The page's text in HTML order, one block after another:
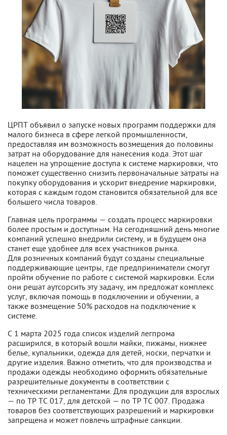
ЦРПТ объявил о запуске новых программ поддержки для
малого бизнеса в сфере легкой промышленности,
предоставляя им возможность возмещения до половины
затрат на оборудование для нанесения кода. Этот шаг
нацелен на упрощение доступа к системе маркировки, что
поможет существенно снизить первоначальные затраты на
покупку оборудования и ускорит внедрение маркировки,
которая с каждым годом становится обязательной для все
большего числа товаров.
Главная цель программы — создать процесс маркировки
более простым и доступным. На сегодняшний день многие
компаний успешно внедрили систему, и в будущем она
станет еще удобнее для всех участников рынка.
Для розничных компаний будут созданы специальные
поддерживающие центры, где предприниматели смогут
пройти обучение по работе с системой маркировки. Если
они решат аутсорсить эту задачу, им предложат комплекс
услуг, включая помощь в подключении и обучении, а
также возмещение 50% расходов на подключение к
системе.
С 1 марта 2025 года список изделий легпрома
расширился, в который вошли майки, пижамы, нижнее
белье, купальники, одежда для детей, носки, перчатки и
другие изделия. Важно отметить, что для производства и
продажи одежды необходимо оформить обязательные
разрешительные документы в соответствии с
техническими регламентами. Для продукции для взрослых
— по ТР ТС 017, для детской — по ТР ТС 007. Продажа
товаров без соответствующих разрешений и маркировки
запрещена и может повлечь штрафные санкции.